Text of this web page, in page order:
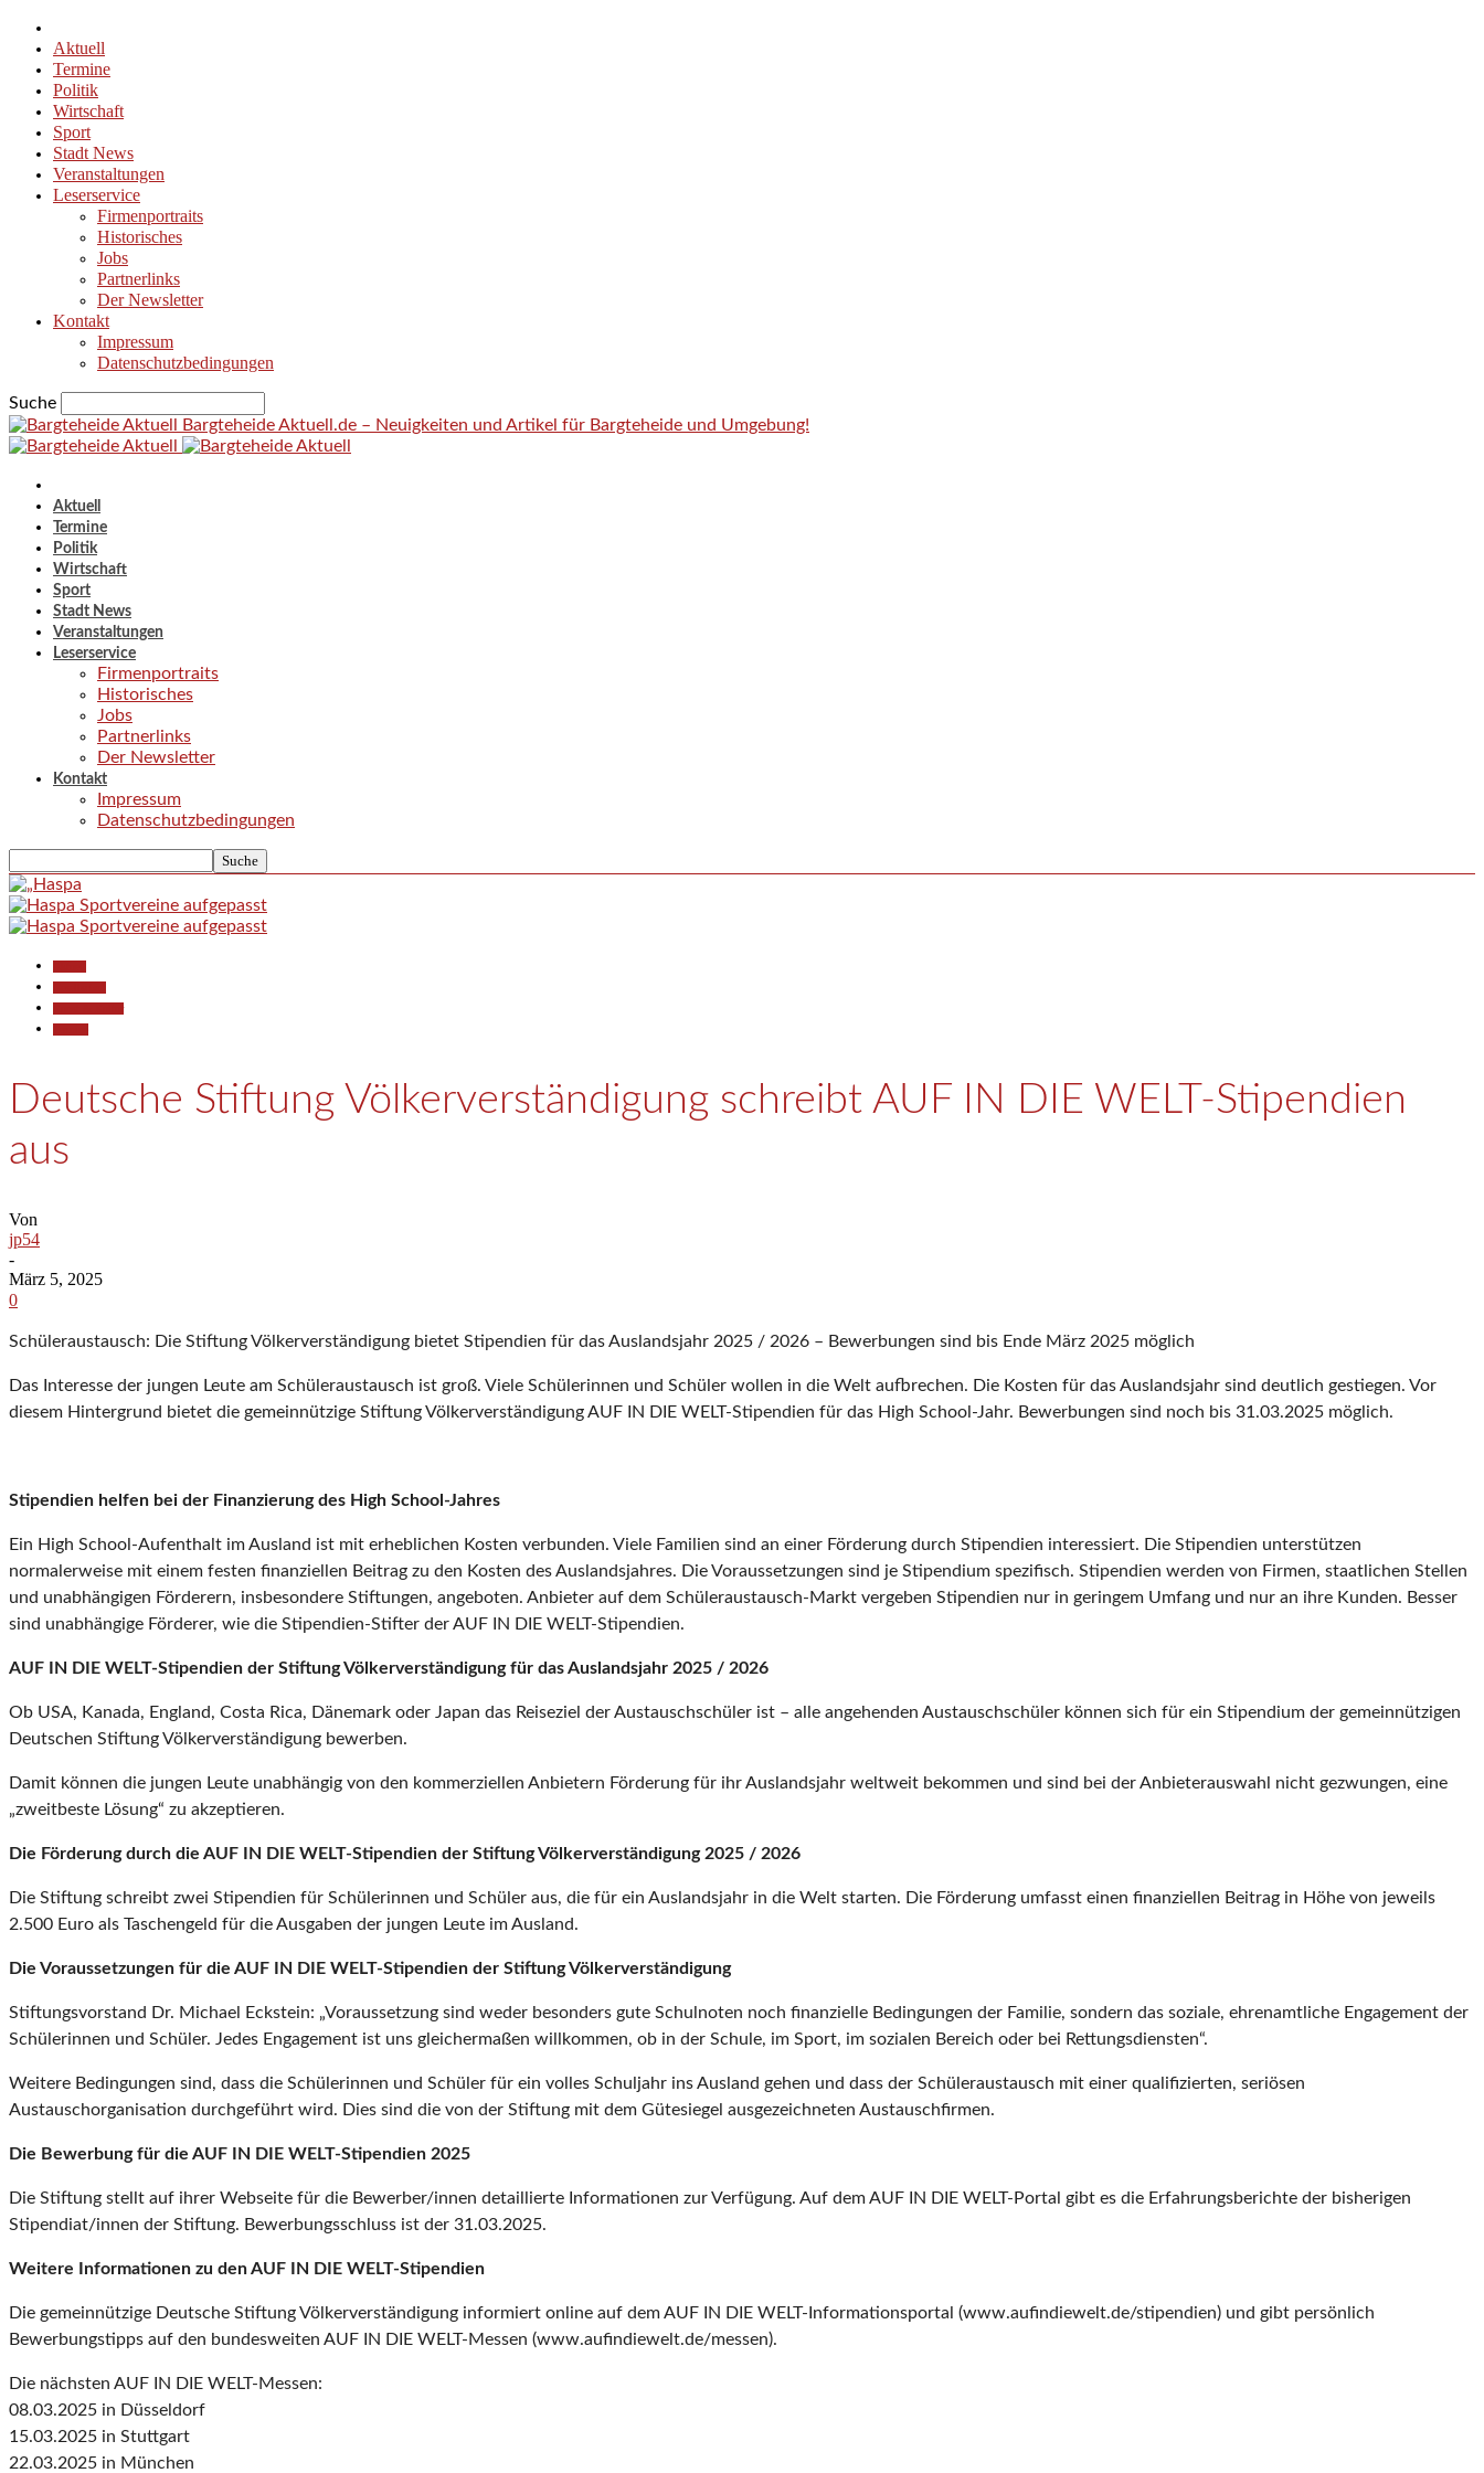
Aktuell
Termine
Politik
Wirtschaft
Sport
Stadt News
Veranstaltungen
Leserservice
Firmenportraits
Historisches
Jobs
Partnerlinks
Der Newsletter
Kontakt
Impressum
Datenschutzbedingungen
Suche
Bargteheide Aktuell.de – Neuigkeiten und Artikel für Bargteheide und Umgebung!
Aktuell
Termine
Politik
Wirtschaft
Sport
Stadt News
Veranstaltungen
Leserservice
Firmenportraits
Historisches
Jobs
Partnerlinks
Der Newsletter
Kontakt
Impressum
Datenschutzbedingungen
Deutsche Stiftung Völkerverständigung schreibt AUF IN DIE WELT-Stipendien
aus
Von
jp54
-
März 5, 2025
0
Schüleraustausch: Die Stiftung Völkerverständigung bietet Stipendien für das Auslandsjahr 2025 / 2026 – Bewerbungen sind bis Ende März 2025 möglich
Das Interesse der jungen Leute am Schüleraustausch ist groß. Viele Schülerinnen und Schüler wollen in die Welt aufbrechen. Die Kosten für das Auslandsjahr sind deutlich gestiegen. Vor
diesem Hintergrund bietet die gemeinnützige Stiftung Völkerverständigung AUF IN DIE WELT-Stipendien für das High School-Jahr. Bewerbungen sind noch bis 31.03.2025 möglich.
Stipendien helfen bei der Finanzierung des High School-Jahres
Ein High School-Aufenthalt im Ausland ist mit erheblichen Kosten verbunden. Viele Familien sind an einer Förderung durch Stipendien interessiert. Die Stipendien unterstützen
normalerweise mit einem festen finanziellen Beitrag zu den Kosten des Auslandsjahres. Die Voraussetzungen sind je Stipendium spezifisch. Stipendien werden von Firmen, staatlichen Stellen
und unabhängigen Förderern, insbesondere Stiftungen, angeboten. Anbieter auf dem Schüleraustausch-Markt vergeben Stipendien nur in geringem Umfang und nur an ihre Kunden. Besser
sind unabhängige Förderer, wie die Stipendien-Stifter der AUF IN DIE WELT-Stipendien.
AUF IN DIE WELT-Stipendien der Stiftung Völkerverständigung für das Auslandsjahr 2025 / 2026
Ob USA, Kanada, England, Costa Rica, Dänemark oder Japan das Reiseziel der Austauschschüler ist – alle angehenden Austauschschüler können sich für ein Stipendium der gemeinnützigen
Deutschen Stiftung Völkerverständigung bewerben.
Damit können die jungen Leute unabhängig von den kommerziellen Anbietern Förderung für ihr Auslandsjahr weltweit bekommen und sind bei der Anbieterauswahl nicht gezwungen, eine
„zweitbeste Lösung“ zu akzeptieren.
Die Förderung durch die AUF IN DIE WELT-Stipendien der Stiftung Völkerverständigung 2025 / 2026
Die Stiftung schreibt zwei Stipendien für Schülerinnen und Schüler aus, die für ein Auslandsjahr in die Welt starten. Die Förderung umfasst einen finanziellen Beitrag in Höhe von jeweils
2.500 Euro als Taschengeld für die Ausgaben der jungen Leute im Ausland.
Die Voraussetzungen für die AUF IN DIE WELT-Stipendien der Stiftung Völkerverständigung
Stiftungsvorstand Dr. Michael Eckstein: „Voraussetzung sind weder besonders gute Schulnoten noch finanzielle Bedingungen der Familie, sondern das soziale, ehrenamtliche Engagement der
Schülerinnen und Schüler. Jedes Engagement ist uns gleichermaßen willkommen, ob in der Schule, im Sport, im sozialen Bereich oder bei Rettungsdiensten“.
Weitere Bedingungen sind, dass die Schülerinnen und Schüler für ein volles Schuljahr ins Ausland gehen und dass der Schüleraustausch mit einer qualifizierten, seriösen
Austauschorganisation durchgeführt wird. Dies sind die von der Stiftung mit dem Gütesiegel ausgezeichneten Austauschfirmen.
Die Bewerbung für die AUF IN DIE WELT-Stipendien 2025
Die Stiftung stellt auf ihrer Webseite für die Bewerber/innen detaillierte Informationen zur Verfügung. Auf dem AUF IN DIE WELT-Portal gibt es die Erfahrungsberichte der bisherigen
Stipendiat/innen der Stiftung. Bewerbungsschluss ist der 31.03.2025.
Weitere Informationen zu den AUF IN DIE WELT-Stipendien
Die gemeinnützige Deutsche Stiftung Völkerverständigung informiert online auf dem AUF IN DIE WELT-Informationsportal (www.aufindiewelt.de/stipendien) und gibt persönlich
Bewerbungstipps auf den bundesweiten AUF IN DIE WELT-Messen (www.aufindiewelt.de/messen).
Die nächsten AUF IN DIE WELT-Messen:
08.03.2025 in Düsseldorf
15.03.2025 in Stuttgart
22.03.2025 in München